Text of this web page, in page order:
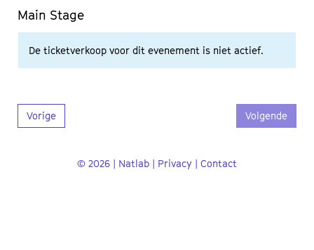
Main Stage
De ticketverkoop voor dit evenement is niet actief.
Vorige Volgende
© 2026 | Natlab | Privacy | Contact